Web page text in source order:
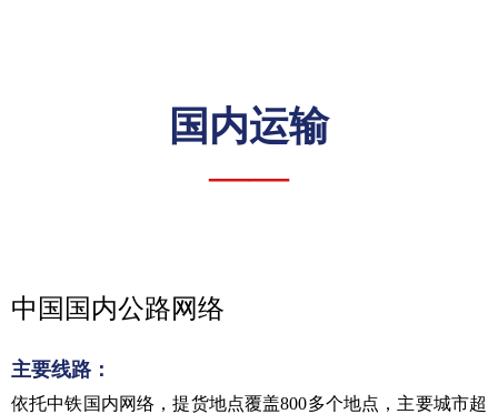
国内运输
——
中国国内公路网络
主要线路：
依托中铁国内网络，提货地点覆盖800多个地点，主要城市超